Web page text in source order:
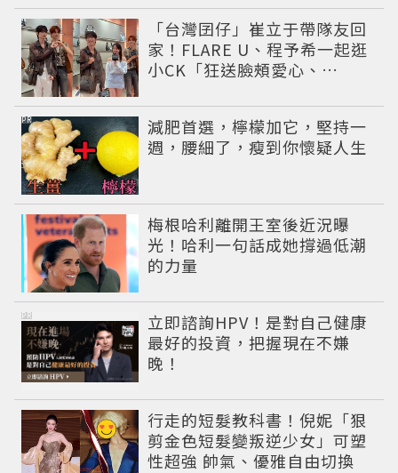
「台灣囝仔」崔立于帶隊友回
家！FLARE U、程予希一起逛
小CK「狂送臉頰愛心、
名單
減肥首選，檸檬加它，堅持一
週，腰細了，瘦到你懷疑人生
PR
梅根哈利離開王室後近況曝
光！哈利一句話成她撐過低潮
的力量
立即諮詢HPV！是對自己健康
最好的投資，把握現在不嫌
晚！
PR
行走的短髮教科書！倪妮「狠
剪金色短髮變叛逆少女」可塑
性超強 帥氣、優雅自由切換